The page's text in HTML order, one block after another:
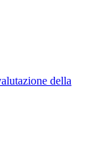
della